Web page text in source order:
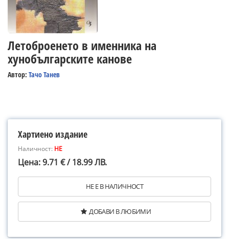
Летоброенето в именника на
хунобългарските канове
Автор: Тачо Танев
Хартиено издание
Наличност: НЕ
Цена: 9.71 € / 18.99 ЛВ.
НЕ Е В НАЛИЧНОСТ
ДОБАВИ В ЛЮБИМИ